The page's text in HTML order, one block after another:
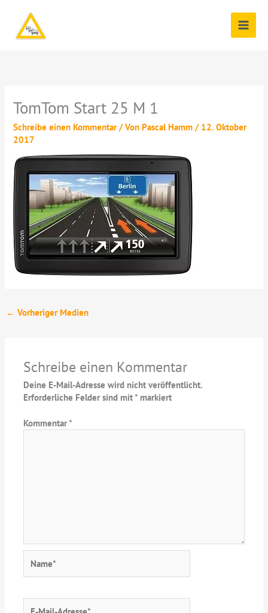
springen
TomTom Start 25 M 1
Schreibe einen Kommentar / VonPascal Hamm/ 12. Oktober
2017
← Vorheriger Medien
Schreibe einen Kommentar
Deine E-Mail-Adresse wird nicht veröffentlicht.
Erforderliche Felder sind mit* markiert
Kommentar*